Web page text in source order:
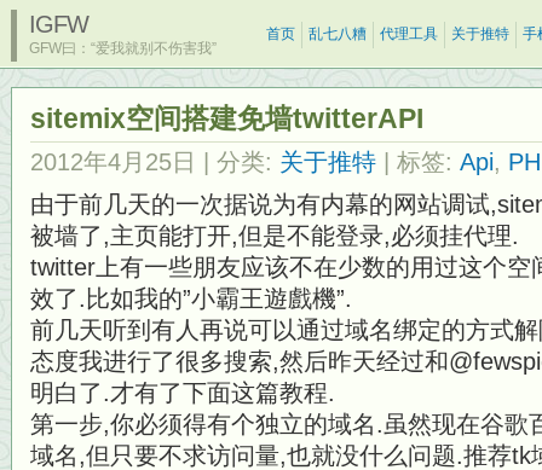
IGFW
GFW曰：“爱我就别不伤害我”
首页 乱七八糟 代理工具 关于推特 手
sitemix空间搭建免墙twitterAPI
2012年4月25日 | 分类: 关于推特 | 标签: Api,
由于前几天的一次据说为有内幕的网站调试
被墙了,主页能打开,但是不能登录,必须挂代理.
twitter上有一些朋友应该不在少数的用过这个
效了.比如我的”小霸王遊戲機”.
前几天听到有人再说可以通过域名绑定的方式
态度我进行了很多搜索,然后昨天经过和
明白了.才有了下面这篇教程.
第一步,你必须得有个独立的域名.虽然现在谷歌
域名,但只要不求访问量,也就没什么问题.推荐